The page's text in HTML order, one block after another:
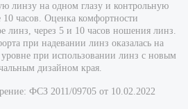
линзу на одном глазу и контрольную
часов. Оценка комфортности
линз, через 5 и 10 часов ношения линз.
при надевании линз оказалась на
при использовании линз с новым
дизайном края.
ФСЗ 2011/09705 от 10.02.2022